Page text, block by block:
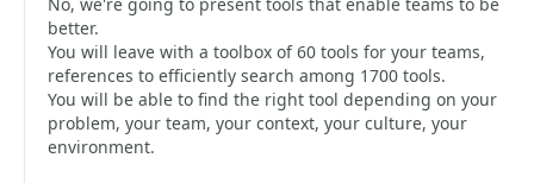
better.
You will leave with a toolbox of 60 tools for your teams,
references to efficiently search among 1700 tools.
You will be able to find the right tool depending on your
problem, your team, your context, your culture, your
environment.